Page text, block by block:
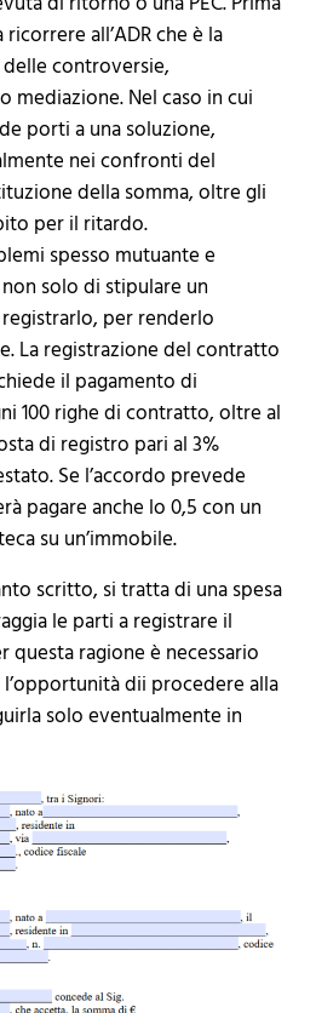
all’ADR che è la
controversie,
mediazione. Nel caso in cui
porti a una soluzione,
nei confronti del
della somma, oltre gli
per il ritardo.
spesso mutuante e
solo di stipulare un
per renderlo
La registrazione del contratto
il pagamento di
100 righe di contratto, oltre al
di registro pari al 3%
Se l’accordo prevede
pagare anche lo 0,5 con un
su un’immobile.
scritto, si tratta di una spesa
le parti a registrare il
ragione è necessario
dii procedere alla
solo eventualmente in